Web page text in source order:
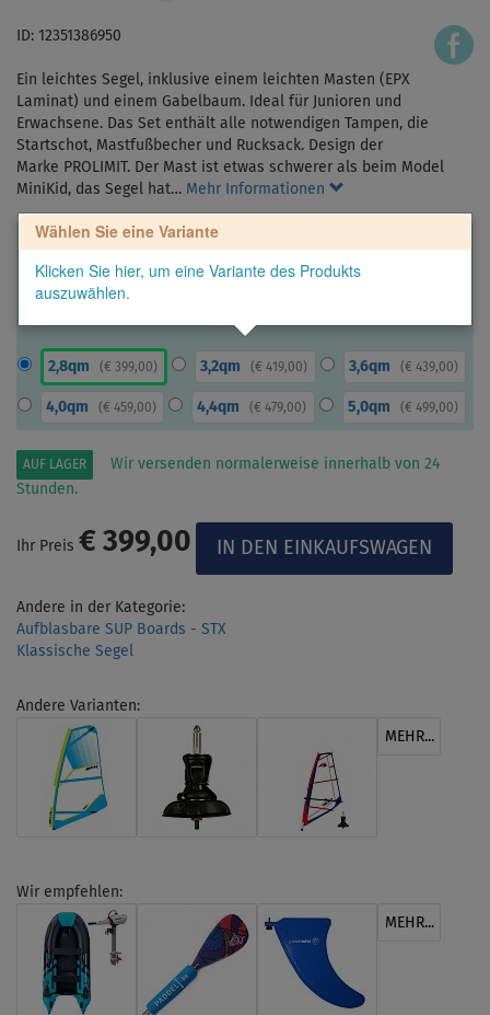
ID: 12351386950
Ein leichtes Segel, inklusive einem leichten Masten (EPX
Laminat) und einem Gabelbaum. Ideal für Junioren und
Erwachsene. Das Set enthält alle notwendigen Tampen, die
Startschot, Mastfußbecher und Rucksack. Design der
Marke PROLIMIT. Der Mast ist etwas schwerer als beim Model
MiniKid, das Segel hat… Mehr Informationen
Wählen Sie eine Variante
Klicken Sie hier, um eine Variante des Produkts
auszuwählen.
2,8qm ( € 399,00) 3,2qm (€ 419,00) 3,6qm ( € 439,00)
4,0qm ( € 459,00) 4,4qm (€ 479,00) 5,0qm ( € 499,00)
AUF LAGER
Wir versenden normalerweise innerhalb von 24
Stunden.
Ihr Preis € 399,00
Andere in der Kategorie:
Aufblasbare SUP Boards - STX
Klassische Segel
Andere Varianten:
MEHR...
Wir empfehlen:
MEHR...